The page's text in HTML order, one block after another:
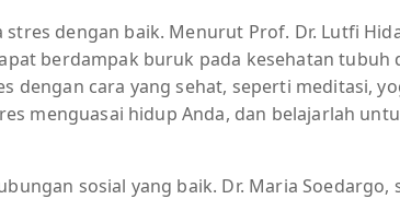
dengan baik. Menurut Prof. Dr. Lutfi
berdampak buruk pada kesehatan tubuh
dengan cara yang sehat, seperti meditasi,
menguasai hidup Anda, dan belajarlah
sosial yang baik. Dr. Maria Soedargo,